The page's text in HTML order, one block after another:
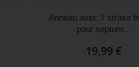
Anneau avec 7 strass
pour septum...
19,99 €